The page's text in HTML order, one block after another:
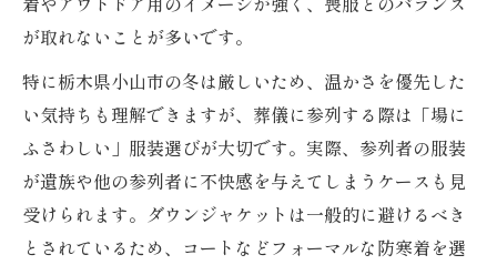
が取れないことが多いです。
特に栃木県小山市の冬は厳しいため、温かさを優先した
い気持ちも理解できますが、葬儀に参列する際は「場に
ふさわしい」服装選びが大切です。実際、参列者の服装
が遺族や他の参列者に不快感を与えてしまうケースも見
受けられます。ダウンジャケットは一般的に避けるべき
とされているため、コートなどフォーマルな防寒着を選